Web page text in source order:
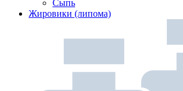
Сыпь
Жировики (липома)